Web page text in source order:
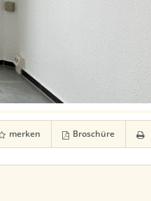
merken Broschüre